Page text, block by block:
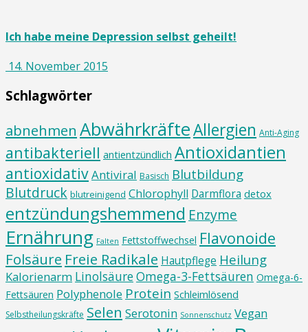
Ich habe meine Depression selbst geheilt!
14. November 2015
Schlagwörter
abnehmen AbwährkräfteAllergien Anti-Aging
antibakteriell antientzündlich Antioxidantien
antioxidativAntiviral Basisch Blutbildung
Blutdruck blutreinigend Chlorophyll Darmflora detox
entzündungshemmend Enzyme
Ernährung Falten Fettstoffwechsel Flavonoide
Folsäure Freie Radikale Hautpflege Heilung
Kalorienarm LinolsäureOmega-3-Fettsäuren Omega-6-
Fettsäuren Polyphenole Protein Schleimlösend
Selbstheilungskräfte Selen Serotonin Sonnenschutz Vegan